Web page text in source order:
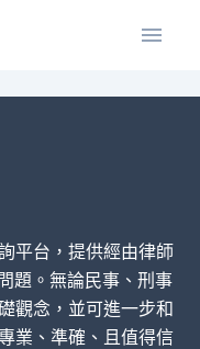
平台，提供經由律師
題。無論民事、刑事
觀念，並可進一步和
業、準確、且值得信